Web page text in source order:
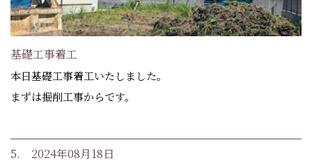
基礎工事着工
本日基礎工事着工いたしました。
まずは掘削工事からです。
5. 2024年08月18日